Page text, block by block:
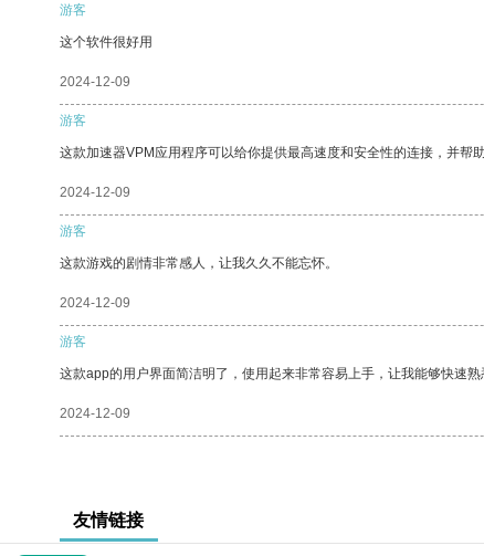
游客
这个软件很好用
2024-12-09
游客
这款加速器VPM应用程序可以给你提供最高速度和安全性的连接，并帮
2024-12-09
游客
这款游戏的剧情非常感人，让我久久不能忘怀。
2024-12-09
游客
这款app的用户界面简洁明了，使用起来非常容易上手，让我能够快速
2024-12-09
友情链接